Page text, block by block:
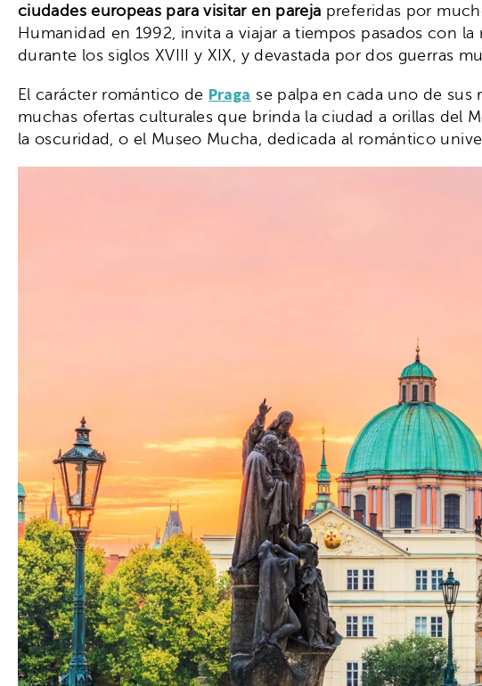
ciudades europeas para visitar en pareja preferidas por
Humanidad en 1992, invita a viajar a tiempos pasados con
durante los siglos XVIII y XIX, y devastada por dos guerras
El carácter romántico de Praga se palpa en cada uno de sus
muchas ofertas culturales que brinda la ciudad a orillas del
la oscuridad, o el Museo Mucha, dedicada al romántico